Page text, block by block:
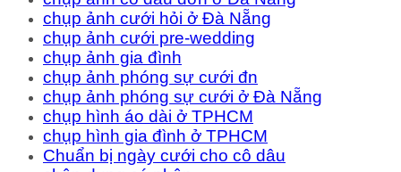
chụp ảnh cưới hỏi ở Đà Nẵng
chụp ảnh cưới pre-wedding
chụp ảnh gia đình
chụp ảnh phóng sự cưới đn
chụp ảnh phóng sự cưới ở Đà Nẵng
chụp hình áo dài ở TPHCM
chụp hình gia đình ở TPHCM
Chuẩn bị ngày cưới cho cô dâu